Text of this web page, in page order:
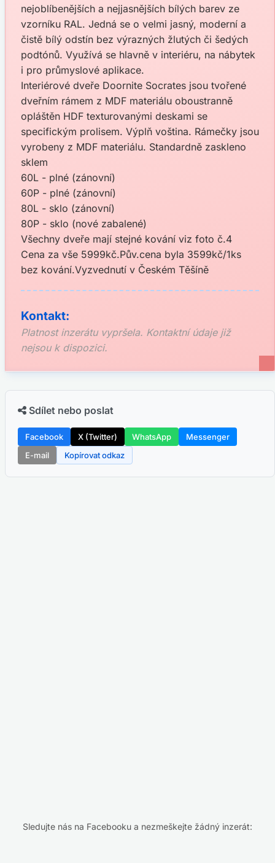
nejoblíbenějších a nejjasnějších bílých barev ze
vzorníku RAL. Jedná se o velmi jasný, moderní a
čistě bílý odstín bez výrazných žlutých či šedých
podtónů. Využívá se hlavně v interiéru, na nábytek
i pro průmyslové aplikace.
Interiérové dveře Doornite Socrates jsou tvořené
dveřním rámem z MDF materiálu oboustranně
opláštěn HDF texturovanými deskami se
specifickým prolisem. Výplň voština. Rámečky jsou
vyrobeny z MDF materiálu. Standardně zaskleno
sklem
60L - plné (zánovní)
60P - plné (zánovní)
80L - sklo (zánovní)
80P - sklo (nové zabalené)
Všechny dveře mají stejné kování viz foto č.4
Cena za vše 5999kč.Pův.cena byla 3599kč/1ks
bez kování.Vyzvednutí v Českém Těšíně
Kontakt:
Platnost inzerátu vypršela. Kontaktní údaje již
nejsou k dispozici.
Sdílet nebo poslat
Facebook X (Twitter) WhatsApp
Messenger
E-mail
Kopírovat odkaz
Sledujte nás na Facebooku a nezmeškejte žádný inzerát: